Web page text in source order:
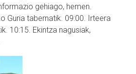
gehiago, hemen.
Guria tabernatik. 09:00. Irteera
10:15. Ekintza nagusiak,